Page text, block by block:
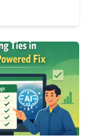
해 보세요.